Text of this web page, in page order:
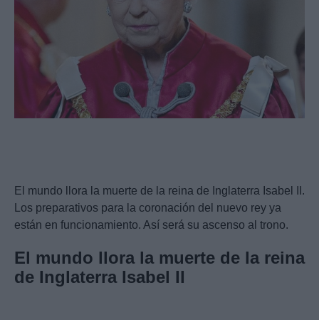
El mundo llora la muerte de la reina de Inglaterra Isabel II.
Los preparativos para la coronación del nuevo rey ya
están en funcionamiento. Así será su ascenso al trono.
El mundo llora la muerte de la reina
de Inglaterra Isabel II